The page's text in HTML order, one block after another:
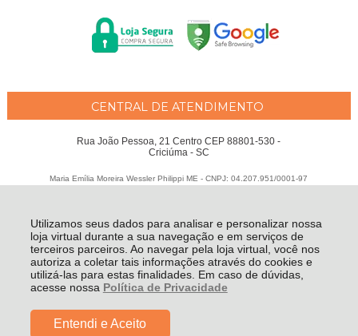
Utilizamos seus dados para analisar e personalizar nossa
loja virtual durante a sua navegação e em serviços de
terceiros parceiros. Ao navegar pela loja virtual, você nos
autoriza a coletar tais informações através do cookies e
utilizá-las para estas finalidades. Em caso de dúvidas,
acesse nossa Política de Privacidade
Entendi e Aceito
CENTRAL DE ATENDIMENTO
Rua João Pessoa, 21 Centro CEP 88801-530 -
Criciúma - SC
Maria Emília Moreira Wessler Philippi ME - CNPJ: 04.207.951/0001-97